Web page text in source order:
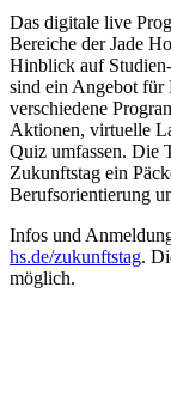
Das digitale live
Bereiche der Jade
Hinblick auf
sind ein Angebot für
verschiedene
Aktionen, virtuelle
Quiz umfassen. Die
Zukunftstag ein
Berufsorientierung
Infos und
hs.de/zukunftstag.
möglich.